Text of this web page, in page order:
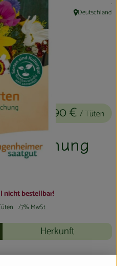
3,90 € / Tüten
.
, Herkunft:
Deutschland
nicht bestellbar!
7% MwSt
Herkunft